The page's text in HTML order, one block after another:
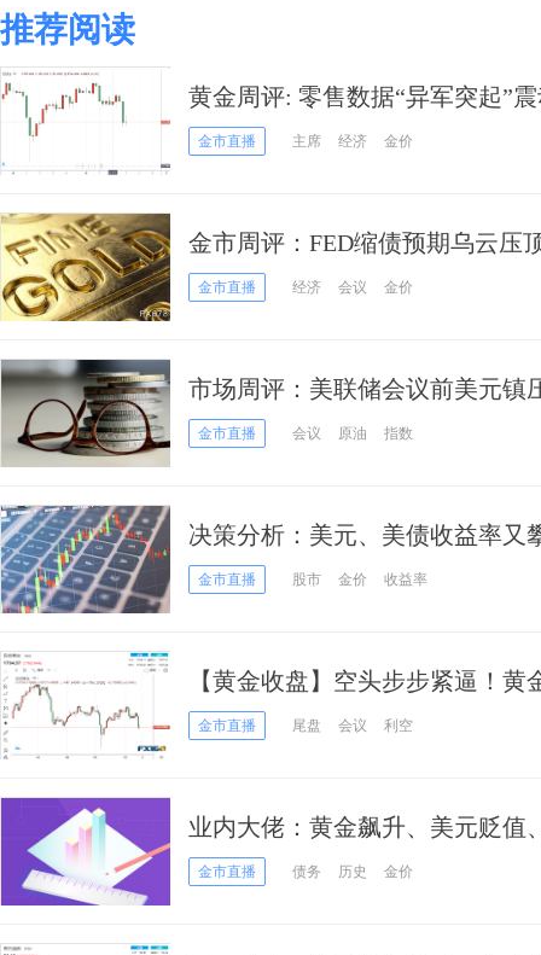
推荐阅读
黄金周评: 零售数据“异军突起”
将是主要风险来源 黄金承压但暴
金市直播 主席 经济 金价
金市周评：FED缩债预期乌云压
低位
金市直播 经济 会议 金价
市场周评：美联储会议前美元镇
油连4周收高 工业需求难提振银
金市直播 会议 原油 指数
决策分析：美元、美债收益率又
逼近
金市直播 股市 金价 收益率
【黄金收盘】空头步步紧逼！黄
周美联储恐再给多头一记重拳？
金市直播 尾盘 会议 利空
业内大佬：黄金飙升、美元贬值
的“帝国之路”
金市直播 债务 历史 金价